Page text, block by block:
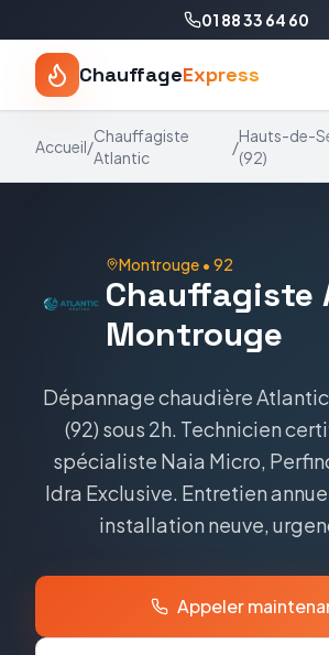
01 88 33 64 60
ChauffageExpress
Accueil/
Chauffagiste
Atlantic
/
Hauts-de-
(92)
Montrouge • 92
Chauffagiste
Montrouge
Dépannage chaudièreAtlantic
(92) sous 2h. Technicien
spécialiste Naia Micro,
Idra Exclusive. Entretien
installation neuve,
Appeler